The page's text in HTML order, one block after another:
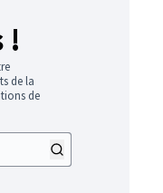
!
de la
de